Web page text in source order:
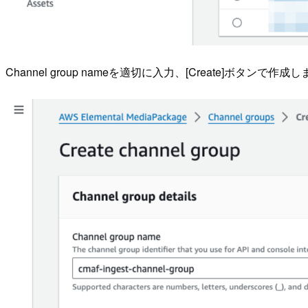
Channel group nameを適切に入力、[Create]ボタンで作成し